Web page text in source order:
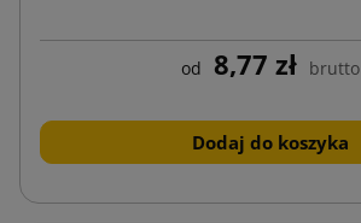
od 8,77 zł brutto
Dodaj do koszyka